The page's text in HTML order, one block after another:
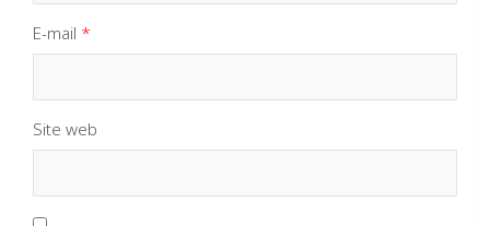
E-mail *
Site web